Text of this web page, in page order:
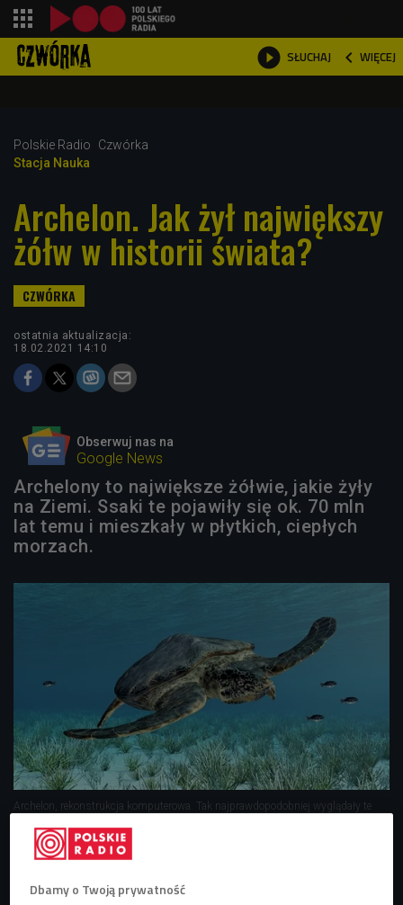
 SŁUCHAJ  WIĘCEJ

Polskie Radio
Czwórka
Stacja Nauka
Archelon. Jak żył największy
żółw w historii świata?
ostatnia aktualizacja:
18.02.2021 14:10
Obserwuj nas na
Google News
Archelony to największe żółwie, jakie żyły
na Ziemi. Ssaki te pojawiły się ok. 70 mln
lat temu i mieszkały w płytkich, ciepłych
morzach.
Archelon, rekonstrukcja komputerowa. Tak najprawdopodobniej wyglądały te
Dbamy o Twoją prywatność